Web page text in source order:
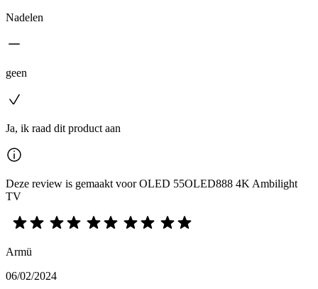
Nadelen
geen
Ja, ik raad dit product aan
Deze review is gemaakt voor OLED 55OLED888 4K Ambilight
TV
Armü
06/02/2024